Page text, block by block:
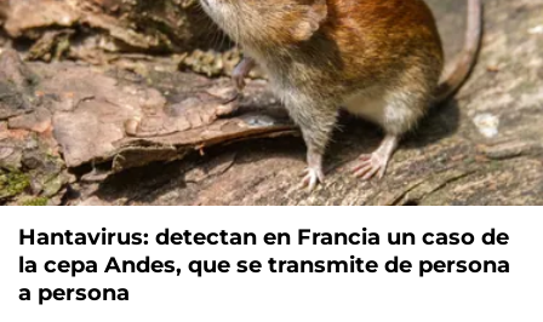
Hantavirus: detectan en Francia un caso de
la cepa Andes, que se transmite de persona
a persona